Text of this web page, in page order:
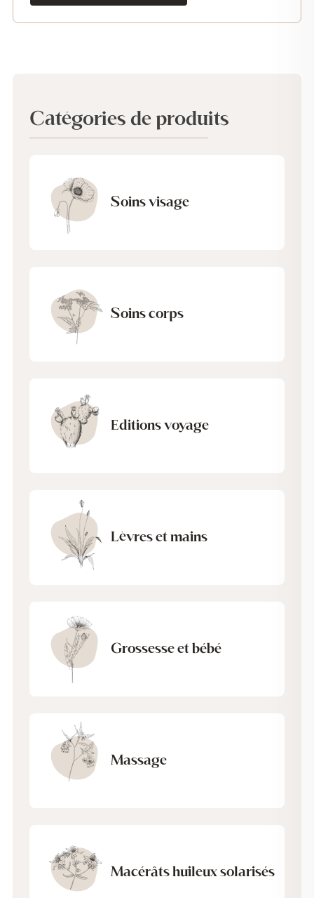
Catégories de produits
Soins visage
Soins corps
Editions voyage
Lèvres et mains
Grossesse et bébé
Massage
Macérâts huileux solarisés